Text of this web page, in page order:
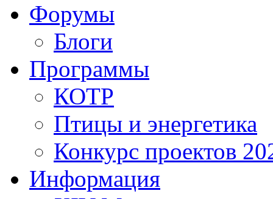
Форумы
Блоги
Программы
КОТР
Птицы и энергетика
Конкурс проектов
Информация